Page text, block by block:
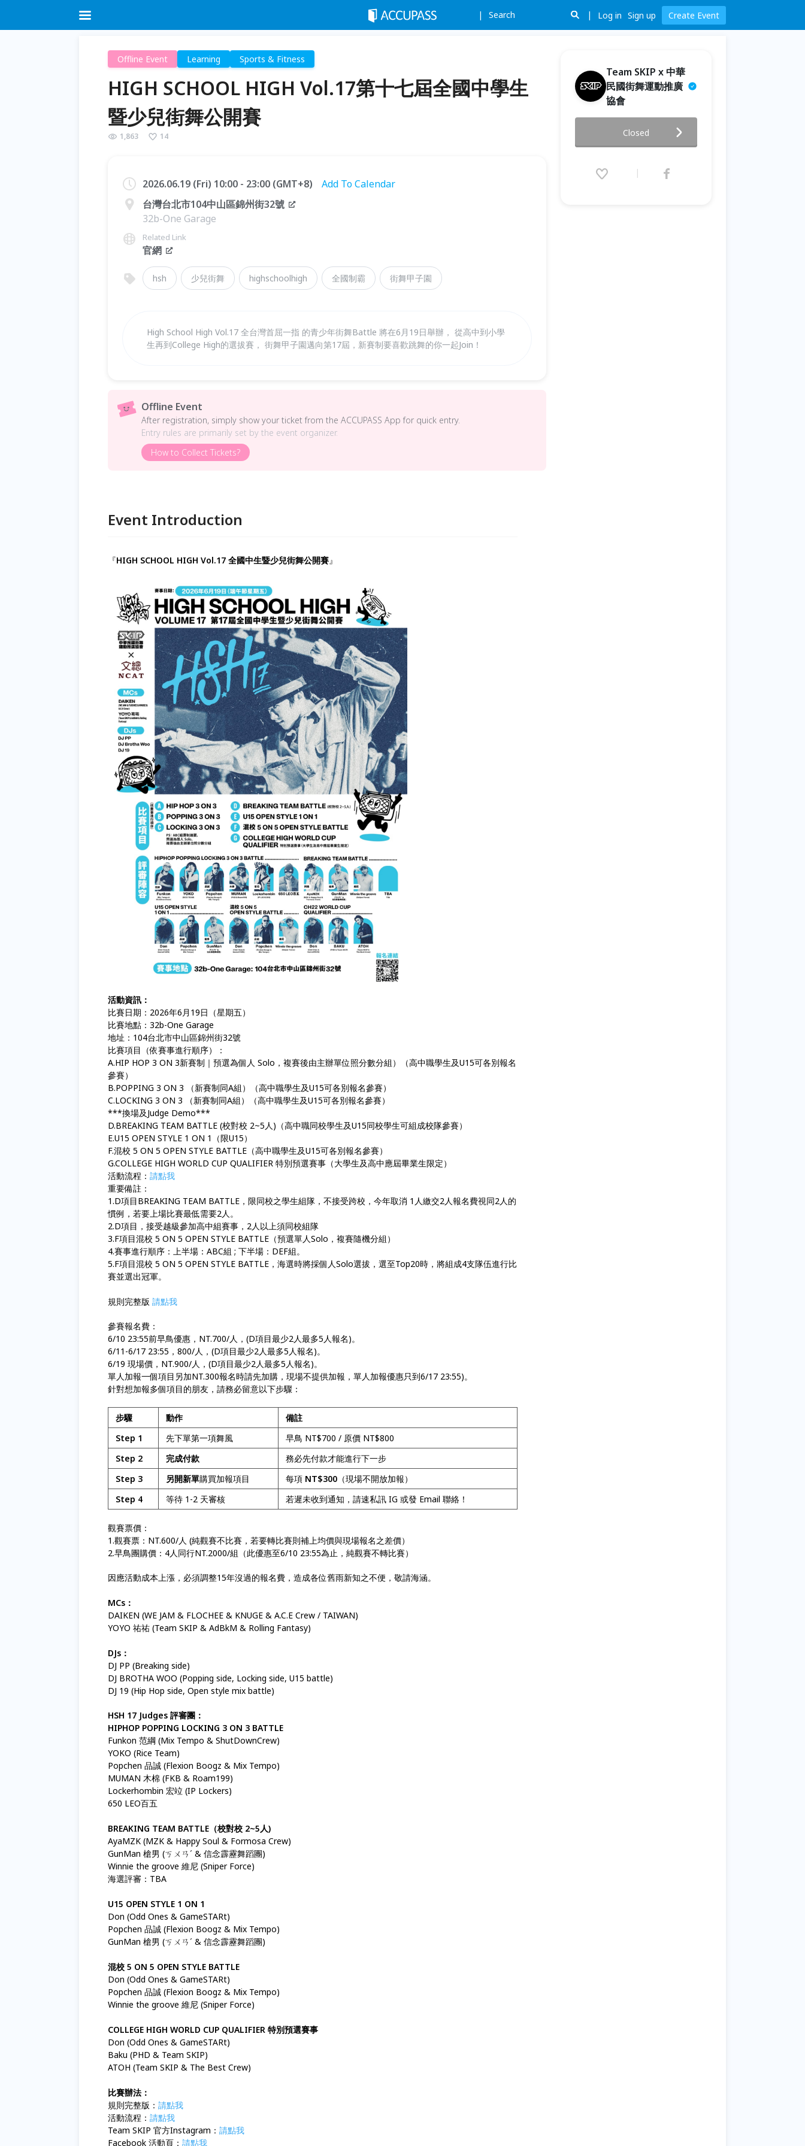
Search Log in Sign up Create Event
Offline Event Learning Sports & Fitness
HIGH SCHOOL HIGH Vol.17第十七屆全國中學生
暨少兒街舞公開賽
1,863 14
2026.06.19 (Fri) 10:00 - 23:00 (GMT+8)
Add To Calendar
台灣台北市104中山區錦州街32號
32b-One Garage
Related Link
官網
hsh 少兒街舞 highschoolhigh 全國制霸 街舞甲子園
High School High Vol.17 全台灣首屈一指 的青少年街舞Battle 將在6月19日舉辦， 從高中到小學
生再到College High的選拔賽， 街舞甲子園邁向第17屆，新賽制要喜歡跳舞的你一起Join！
Offline Event
After registration, simply show your ticket from the ACCUPASS App for quick entry.
Entry rules are primarily set by the event organizer.
How to Collect Tickets?
Event Introduction
『HIGH SCHOOL HIGH Vol.17 全國中生暨少兒街舞公開賽』
活動資訊：
比賽日期：2026年6月19日（星期五）
比賽地點：32b-One Garage
地址：104台北市中山區錦州街32號
比賽項目（依賽事進行順序）：
A.HIP HOP 3 ON 3新賽制｜預選為個人 Solo，複賽後由主辦單位照分數分組）（高中職學生及U15可各別報名
參賽）
B.POPPING 3 ON 3 （新賽制同A組）（高中職學生及U15可各別報名參賽）
C.LOCKING 3 ON 3 （新賽制同A組）（高中職學生及U15可各別報名參賽）
***換場及Judge Demo***
D.BREAKING TEAM BATTLE (校對校 2~5人)（高中職同校學生及U15同校學生可組成校隊參賽）
E.U15 OPEN STYLE 1 ON 1（限U15）
F.混校 5 ON 5 OPEN STYLE BATTLE（高中職學生及U15可各別報名參賽）
G.COLLEGE HIGH WORLD CUP QUALIFIER 特別預選賽事（大學生及高中應屆畢業生限定）
活動流程： 請點我
重要備註：
1.D項目BREAKING TEAM BATTLE，限同校之學生組隊，不接受跨校，今年取消 1人繳交2人報名費視同2人的
慣例，若要上場比賽最低需要2人。
2.D項目，接受越級參加高中組賽事，2人以上須同校組隊
3.F項目混校 5 ON 5 OPEN STYLE BATTLE（預選單人Solo，複賽隨機分組）
4.賽事進行順序：上半場：ABC組 ; 下半場：DEF組。
5.F項目混校 5 ON 5 OPEN STYLE BATTLE，海選時將採個人Solo選拔，選至Top20時，將組成4支隊伍進行比
賽並選出冠軍。
規則完整版 請點我
參賽報名費：
6/10 23:55前早鳥優惠，NT.700/人，(D項目最少2人最多5人報名)。
6/11-6/17 23:55，800/人，(D項目最少2人最多5人報名)。
6/19 現場價，NT.900/人，(D項目最少2人最多5人報名)。
單人加報一個項目另加NT.300報名時請先加購，現場不提供加報，單人加報優惠只到6/17 23:55)。
針對想加報多個項目的朋友，請務必留意以下步驟：
步驟 動作
備註
Step 1
先下單第一項舞風
早鳥 NT$700 / 原價 NT$800
Step 2
完成付款
務必先付款才能進行下一步
Step 3
另開新單購買加報項目 每項 NT$300 （現場不開放加報）
Step 4
等待 1-2 天審核 若遲未收到通知，請速私訊 IG 或發 Email 聯絡！
觀賽票價：
1.觀賽票：NT.600/人 (純觀賽不比賽，若要轉比賽則補上均價與現場報名之差價）
2.早鳥團購價：4人同行NT.2000/組（此優惠至6/10 23:55為止，純觀賽不轉比賽）
因應活動成本上漲，必須調整15年沒過的報名費，造成各位舊雨新知之不便，敬請海涵。
MCs：
DAIKEN (WE JAM & FLOCHEE & KNUGE & A.C.E Crew / TAIWAN)
YOYO 祐祐 (Team SKIP & AdBkM & Rolling Fantasy)
DJs：
DJ PP (Breaking side)
DJ BROTHA WOO (Popping side, Locking side, U15 battle)
DJ 19 (Hip Hop side, Open style mix battle)
HSH 17 Judges 評審團：
HIPHOP POPPING LOCKING 3 ON 3 BATTLE
Funkon 范綱 (Mix Tempo & ShutDownCrew)
YOKO (Rice Team)
Popchen 品誠 (Flexion Boogz & Mix Tempo)
MUMAN 木棉 (FKB & Roam199)
Lockerhombin 宏竝 (IP Lockers)
650 LEO百五
BREAKING TEAM BATTLE（校對校 2~5人)
AyaMZK (MZK & Happy Soul & Formosa Crew)
GunMan 槍男 (ㄎㄨㄢˊ & 信念霹靂舞蹈團)
Winnie the groove 維尼 (Sniper Force)
海選評審：TBA
U15 OPEN STYLE 1 ON 1
Don (Odd Ones & GameSTARt)
Popchen 品誠 (Flexion Boogz & Mix Tempo)
GunMan 槍男 (ㄎㄨㄢˊ & 信念霹靂舞蹈團)
混校 5 ON 5 OPEN STYLE BATTLE
Don (Odd Ones & GameSTARt)
Popchen 品誠 (Flexion Boogz & Mix Tempo)
Winnie the groove 維尼 (Sniper Force)
COLLEGE HIGH WORLD CUP QUALIFIER 特別預選賽事
Don (Odd Ones & GameSTARt)
Baku (PHD & Team SKIP)
ATOH (Team SKIP & The Best Crew)
比賽辦法：
規則完整版： 請點我
活動流程： 請點我
Team SKIP 官方Instagram： 請點我
Facebook 活動頁： 請點我
Team SKIP x 中華
民國街舞運動推廣
協會​
十七屆全國中學生暨少兒街舞公
開賽
(GMT+8)
Closed